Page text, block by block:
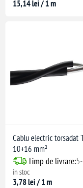
15,14 lei / 1 m
Cablu electric torsadat
10+16 mm²
Timp de livrare:
în stoc
3,78 lei / 1 m